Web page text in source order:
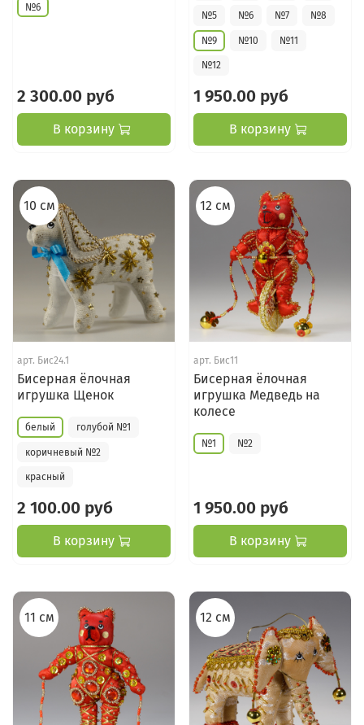
№6
2 300.00 руб
В корзину
№5 №6 №7 №8
№9 №10 №11
№12
1 950.00 руб
В корзину
10 см
арт. Бис24.1
Бисерная ёлочная
игрушка Щенок
белый голубой №1
коричневый №2
красный
2 100.00 руб
В корзину
12 см
арт. Бис11
Бисерная ёлочная
игрушка Медведь на
колесе
№1 №2
1 950.00 руб
В корзину
11 см 12 см